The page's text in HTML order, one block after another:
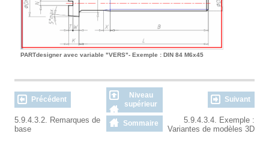
PARTdesigner avec variable "VERS"- Exemple : DIN 84 M6x45
Précédent
Niveau
supérieur
Suivant
5.9.4.3.2. Remarques de
base
Sommaire
5.9.4.3.4. Exemple :
Variantes de modèles 3D